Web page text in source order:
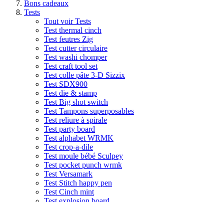
Bons cadeaux
Tests
Tout voir Tests
Test thermal cinch
Test feutres Zig
Test cutter circulaire
Test washi chomper
Test craft tool set
Test colle pâte 3-D Sizzix
Test SDX900
Test die & stamp
Test Big shot switch
Test Tampons superposables
Test reliure à spirale
Test party board
Test alphabet WRMK
Test crop-a-dile
Test moule bébé Sculpey
Test pocket punch wrmk
Test Versamark
Test Stitch happy pen
Test Cinch mint